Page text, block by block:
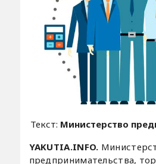
Текст: Министерство
YAKUTIA.INFO.
предпринимательства,